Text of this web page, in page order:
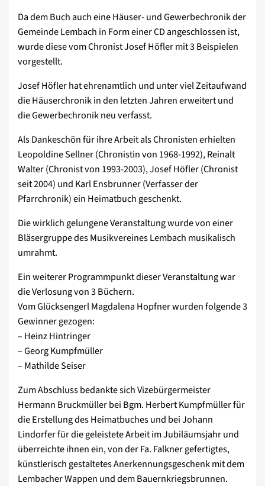
Da dem Buch auch eine Häuser- und Gewerbechronik der
Gemeinde Lembach in Form einer CD angeschlossen ist,
wurde diese vom Chronist Josef Höfler mit 3 Beispielen
vorgestellt.
Josef Höfler hat ehrenamtlich und unter viel Zeitaufwand
die Häuserchronik in den letzten Jahren erweitert und
die Gewerbechronik neu verfasst.
Als Dankeschön für ihre Arbeit als Chronisten erhielten
Leopoldine Sellner (Chronistin von 1968-1992), Reinalt
Walter (Chronist von 1993-2003), Josef Höfler (Chronist
seit 2004) und Karl Ensbrunner (Verfasser der
Pfarrchronik) ein Heimatbuch geschenkt.
Die wirklich gelungene Veranstaltung wurde von einer
Bläsergruppe des Musikvereines Lembach musikalisch
umrahmt.
Ein weiterer Programmpunkt dieser Veranstaltung war
die Verlosung von 3 Büchern.
Vom Glücksengerl Magdalena Hopfner wurden folgende 3
Gewinner gezogen:
– Heinz Hintringer
– Georg Kumpfmüller
– Mathilde Seiser
Zum Abschluss bedankte sich Vizebürgermeister
Hermann Bruckmüller bei Bgm. Herbert Kumpfmüller für
die Erstellung des Heimatbuches und bei Johann
Lindorfer für die geleistete Arbeit im Jubiläumsjahr und
überreichte ihnen ein, von der Fa. Falkner gefertigtes,
künstlerisch gestaltetes Anerkennungsgeschenk mit dem
Lembacher Wappen und dem Bauernkriegsbrunnen.